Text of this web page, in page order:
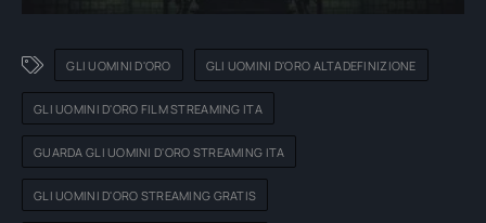
GLI UOMINI D'ORO GLI UOMINI D'ORO ALTADEFINIZIONE
GLI UOMINI D'ORO FILM STREAMING ITA
GUARDA GLI UOMINI D'ORO STREAMING ITA
GLI UOMINI D'ORO STREAMING GRATIS